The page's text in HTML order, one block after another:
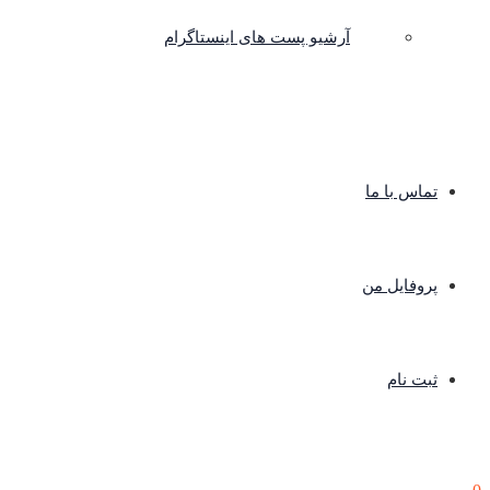
آرشیو پست های اینستاگرام
تماس با ما
پروفایل من
ثبت نام